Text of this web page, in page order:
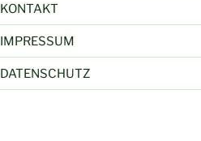
KONTAKT
IMPRESSUM
DATENSCHUTZ